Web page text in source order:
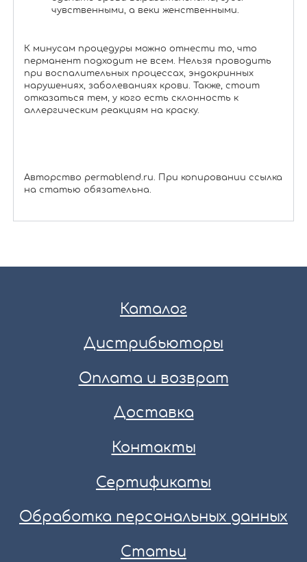
чувственными, а веки женственными.
К минусам процедуры можно отнести то, что
перманент подходит не всем. Нельзя проводить
при воспалительных процессах, эндокринных
нарушениях, заболеваниях крови. Также, стоит
отказаться тем, у кого есть склонность к
аллергическим реакциям на краску.
Авторство permablend.ru. При копировании ссылка
на статью обязательна.
Каталог
Дистрибьюторы
Оплата и возврат
Доставка
Контакты
Сертификаты
Обработка персональных данных
Статьи